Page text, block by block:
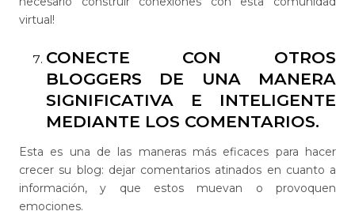
virtual!
CONECTE CON OTROS
BLOGGERS DE UNA MANERA
SIGNIFICATIVA E INTELIGENTE
MEDIANTE LOS COMENTARIOS.
Esta es una de las maneras más eficaces para hacer
crecer su blog: dejar comentarios atinados en cuanto a
información, y que estos muevan o provoquen
emociones.